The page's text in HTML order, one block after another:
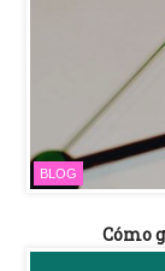
BLOG
Cómo